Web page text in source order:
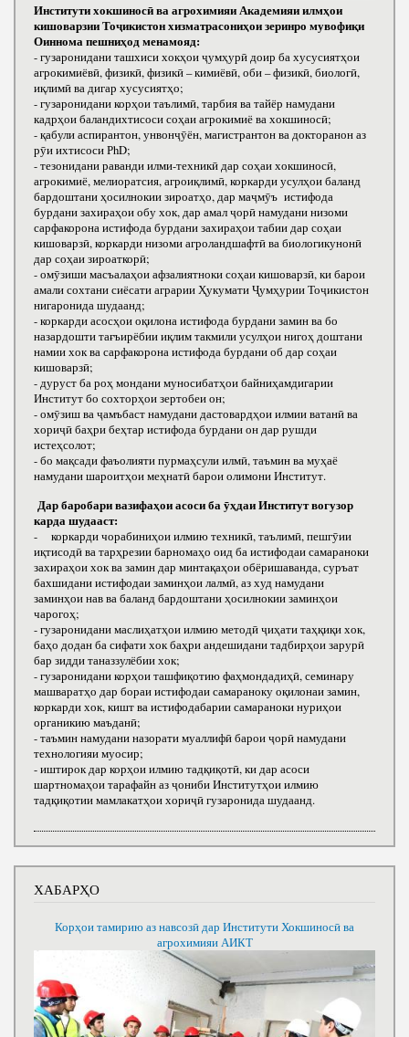
Институти хокшиносӣ ва агрохимияи Академияи илмҳои
кишоварзии Тоҷикистон хизматрасониҳои зеринро мувофиқи
Оиннома пешниҳод менамояд:
- гузаронидани ташхиси хокҳои ҷумҳурӣ доир ба хусусиятҳои
агрокимиёвӣ, физикӣ, физикӣ – кимиёвӣ, оби – физикӣ, биологӣ,
иқлимӣ ва дигар хусусиятҳо;
- гузаронидани корҳои таълимӣ, тарбия ва тайёр намудани
кадрҳои баландихтисоси соҳаи агрокимиё ва хокшиносӣ;
- қабули аспирантон, унвонҷӯён, магистрантон ва докторанон аз
рӯи ихтисоси РhD;
- тезонидани раванди илми-техникӣ дар соҳаи хокшиносӣ,
агрокимиё, мелиоратсия, агроиқлимӣ, коркарди усулҳои баланд
бардоштани ҳосилнокии зироатҳо, дар маҷмӯъ истифода
бурдани захираҳои обу хок, дар амал ҷорӣ намудани низоми
сарфакорона истифода бурдани захираҳои табии дар соҳаи
кишоварзӣ, коркарди низоми агроландшафтӣ ва биологикунонӣ
дар соҳаи зироаткорӣ;
- омӯзиши масъалаҳои афзалиятноки соҳаи кишоварзӣ, ки барои
амали сохтани сиёсати аграрии Ҳукумати Ҷумҳурии Тоҷикистон
нигаронида шудаанд;
- коркарди асосҳои оқилона истифода бурдани замин ва бо
назардошти тағъирёбии иқлим такмили усулҳои нигоҳ доштани
намии хок ва сарфакорона истифода бурдани об дар соҳаи
кишоварзӣ;
- дуруст ба роҳ мондани муносибатҳои байниҳамдигарии
Институт бо сохторҳои зертобеи он;
- омӯзиш ва ҷамъбаст намудани дастовардҳои илмии ватанӣ ва
хориҷӣ баҳри беҳтар истифода бурдани он дар рушди
истеҳсолот;
- бо мақсади фаъолияти пурмаҳсули илмӣ, таъмин ва муҳаё
намудани шароитҳои меҳнатӣ барои олимони Институт.
Дар баробари вазифаҳои асоси ба ӯҳдаи Институт вогузор
карда шудааст:
- коркарди чорабиниҳои илмию техникӣ, таълимӣ, пешгӯии
иқтисодӣ ва тарҳрезии барномаҳо оид ба истифодаи самараноки
захираҳои хок ва замин дар минтақаҳои обёришаванда, суръат
бахшидани истифодаи заминҳои лалмӣ, аз худ намудани
заминҳои нав ва баланд бардоштани ҳосилнокии заминҳои
чарогоҳ;
- гузаронидани маслиҳатҳои илмию методӣ ҷиҳати таҳқиқи хок,
баҳо додан ба сифати хок баҳри андешидани тадбирҳои зарурӣ
бар зидди таназзулёбии хок;
- гузаронидани корҳои ташфиқотию фаҳмондадиҳӣ, семинару
машваратҳо дар бораи истифодаи самараноку оқилонаи замин,
коркарди хок, кишт ва истифодабарии самараноки нуриҳои
органикию маъданӣ;
- таъмин намудани назорати муаллифӣ барои ҷорӣ намудани
технологияи муосир;
- иштирок дар корҳои илмию тадқиқотӣ, ки дар асоси
шартномаҳои тарафайн аз ҷониби Институтҳои илмию
тадқиқотии мамлакатҳои хориҷӣ гузаронида шудаанд.
ХАБАРҲО
Корҳои тамирию аз навсозӣ дар Институти Хокшиносӣ ва
агрохимияи АИКТ